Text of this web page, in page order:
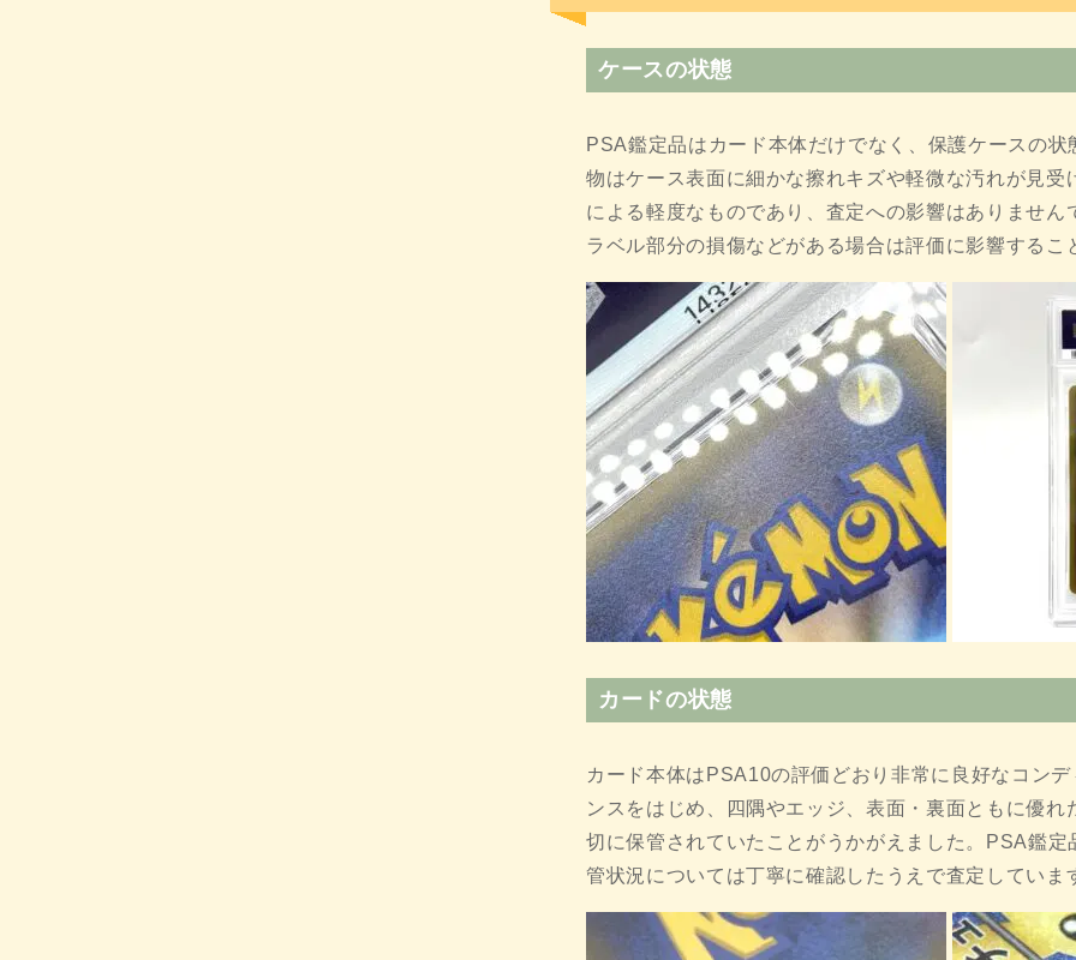
ケースの状態
PSA鑑定品はカード本体だけでなく、保護ケースの
物はケース表面に細かな擦れキズや軽微な汚れが見
による軽度なものであり、査定への影響はありませ
ラベル部分の損傷などがある場合は評価に影響するこ
カードの状態
カード本体はPSA10の評価どおり非常に良好なコン
ンスをはじめ、四隅やエッジ、表面・裏面ともに優
切に保管されていたことがうかがえました。PSA鑑
管状況については丁寧に確認したうえで査定していま